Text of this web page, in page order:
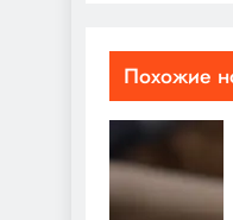
Похожие